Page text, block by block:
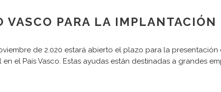
VASCO PARA LA
de 2.020 estará abierto el plazo para la
el País Vasco. Estas ayudas están destinadas a grandes